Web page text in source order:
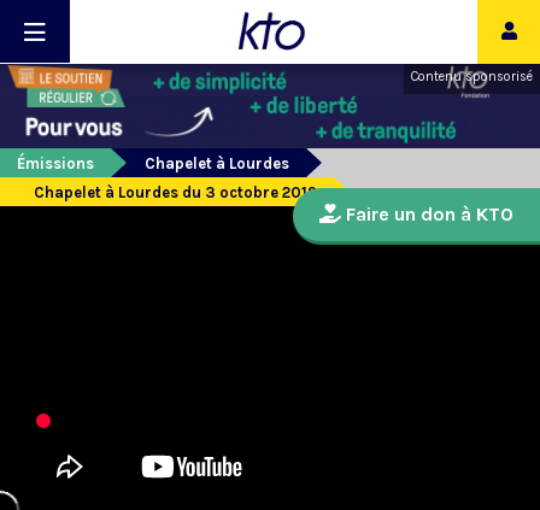
Contenu sponsorisé
Émissions
Chapelet à Lourdes
Chapelet à Lourdes du 3 octobre 2019
Faire un don à KTO